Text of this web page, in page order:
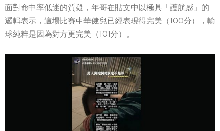
面對命中率低迷的質疑，年哥在貼文中以極具「護航感」的
邏輯表示，這場比賽中華健兒已經表現得完美（100分），輸
球純粹是因為對方更完美（101分）。